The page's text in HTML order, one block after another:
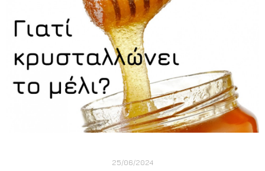
25/06/2024